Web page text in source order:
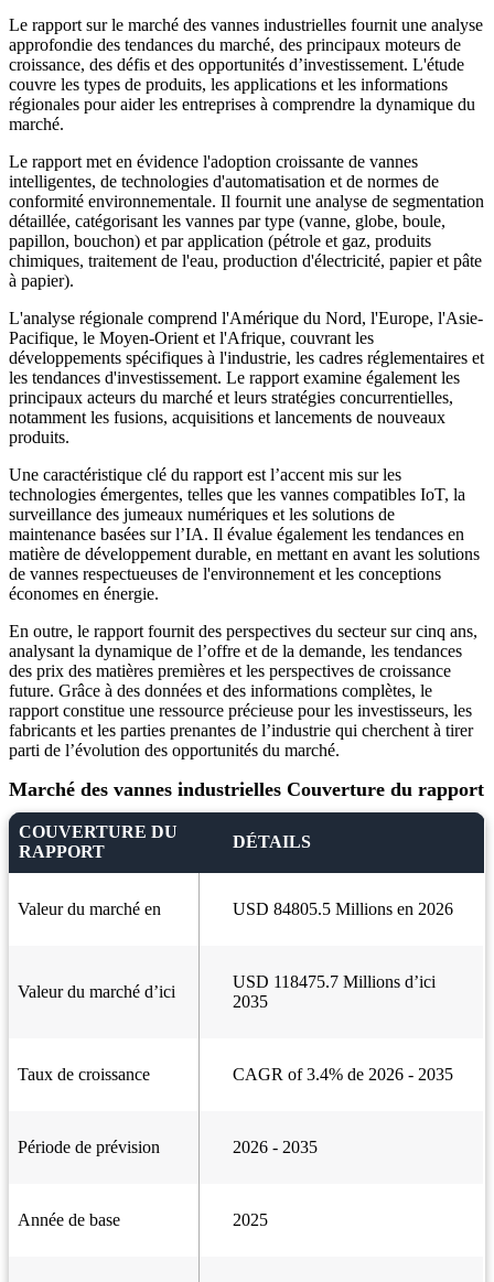
Le rapport sur le marché des vannes industrielles fournit une analyse
approfondie des tendances du marché, des principaux moteurs de
croissance, des défis et des opportunités d’investissement. L'étude
couvre les types de produits, les applications et les informations
régionales pour aider les entreprises à comprendre la dynamique du
marché.
Le rapport met en évidence l'adoption croissante de vannes
intelligentes, de technologies d'automatisation et de normes de
conformité environnementale. Il fournit une analyse de segmentation
détaillée, catégorisant les vannes par type (vanne, globe, boule,
papillon, bouchon) et par application (pétrole et gaz, produits
chimiques, traitement de l'eau, production d'électricité, papier et pâte
à papier).
L'analyse régionale comprend l'Amérique du Nord, l'Europe, l'Asie-
Pacifique, le Moyen-Orient et l'Afrique, couvrant les
développements spécifiques à l'industrie, les cadres réglementaires et
les tendances d'investissement. Le rapport examine également les
principaux acteurs du marché et leurs stratégies concurrentielles,
notamment les fusions, acquisitions et lancements de nouveaux
produits.
Une caractéristique clé du rapport est l’accent mis sur les
technologies émergentes, telles que les vannes compatibles IoT, la
surveillance des jumeaux numériques et les solutions de
maintenance basées sur l’IA. Il évalue également les tendances en
matière de développement durable, en mettant en avant les solutions
de vannes respectueuses de l'environnement et les conceptions
économes en énergie.
En outre, le rapport fournit des perspectives du secteur sur cinq ans,
analysant la dynamique de l’offre et de la demande, les tendances
des prix des matières premières et les perspectives de croissance
future. Grâce à des données et des informations complètes, le
rapport constitue une ressource précieuse pour les investisseurs, les
fabricants et les parties prenantes de l’industrie qui cherchent à tirer
parti de l’évolution des opportunités du marché.
Marché des vannes industrielles Couverture du rapport
COUVERTURE DU
RAPPORT
DÉTAILS
Valeur du marché en USD 84805.5 Millions en 2026
Valeur du marché d’ici
USD 118475.7 Millions d’ici
2035
Taux de croissance CAGR of 3.4% de 2026 - 2035
Période de prévision 2026 - 2035
Année de base 2025